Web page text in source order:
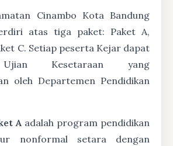
Cinambo Kota Bandung
atas tiga paket: Paket A,
C. Setiap peserta Kejar dapat
Kesetaraan yang
oleh Departemen Pendidikan
A adalah program pendidikan
nonformal setara dengan